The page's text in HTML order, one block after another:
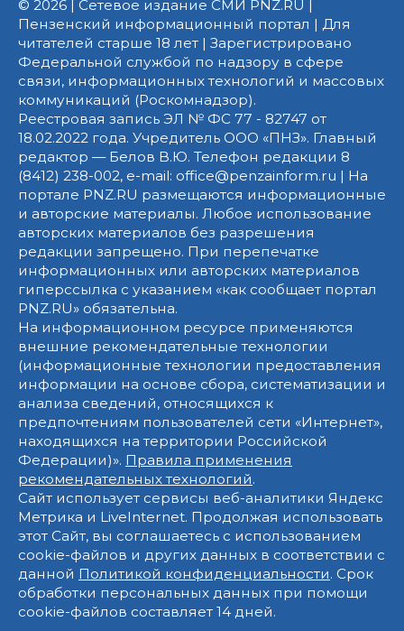
© 2026 | Сетевое издание СМИ PNZ.RU |
Пензенский информационный портал | Для
читателей старше 18 лет | Зарегистрировано
Федеральной службой по надзору в сфере
связи, информационных технологий и массовых
коммуникаций (Роскомнадзор).
Реестровая запись ЭЛ № ФС 77 - 82747 от
18.02.2022 года. Учредитель ООО «ПНЗ». Главный
редактор — Белов В.Ю. Телефон редакции 8
(8412) 238-002, e-mail: office@penzainform.ru | На
портале PNZ.RU размещаются информационные
и авторские материалы. Любое использование
авторских материалов без разрешения
редакции запрещено. При перепечатке
информационных или авторских материалов
гиперссылка с указанием «как сообщает портал
PNZ.RU» обязательна.
На информационном ресурсе применяются
внешние рекомендательные технологии
(информационные технологии предоставления
информации на основе сбора, систематизации и
анализа сведений, относящихся к
предпочтениям пользователей сети «Интернет»,
находящихся на территории Российской
Федерации)». Правила применения
рекомендательных технологий.
Сайт использует сервисы веб-аналитики Яндекс
Метрика и LiveInternet. Продолжая использовать
этот Сайт, вы соглашаетесь с использованием
cookie-файлов и других данных в соответствии с
данной Политикой конфиденциальности. Срок
обработки персональных данных при помощи
cookie-файлов составляет 14 дней.